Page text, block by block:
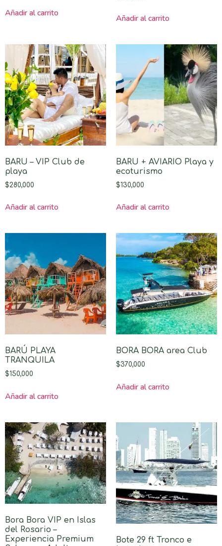
Añadir al carrito Añadir al carrito
BARU – VIP Club de
playa
$280,000
Añadir al carrito
BARU + AVIARIO Playa y
ecoturismo
$130,000
Añadir al carrito
BARÚ PLAYA
TRANQUILA
$150,000
Añadir al carrito
BORA BORA area Club
$370,000
Añadir al carrito
Bora Bora VIP en Islas
del Rosario –
Experiencia Premium
Bote 29 ft Tronco e